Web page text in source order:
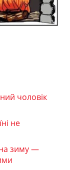
чоловік
не
зиму —